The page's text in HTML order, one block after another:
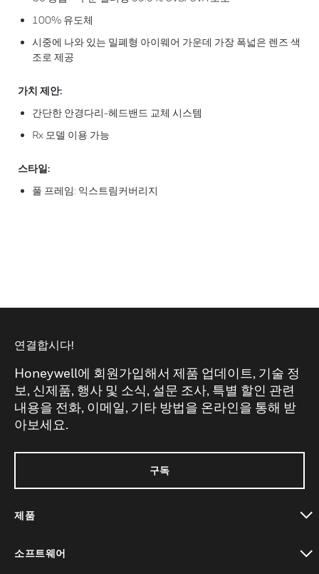
100% 유도체
시중에 나와 있는 밀폐형 아이웨어 가운데 가장 폭넓은 렌즈 색
조로 제공
가치 제안:
간단한 안경다리-헤드밴드 교체 시스템
Rx 모델 이용 가능
스타일:
풀 프레임: 익스트림커버리지
연결합시다!
Honeywell에 회원가입해서 제품 업데이트, 기술 정
보, 신제품, 행사 및 소식, 설문 조사, 특별 할인 관련
내용을 전화, 이메일, 기타 방법을 온라인을 통해 받
아보세요.
구독
제품
소프트웨어